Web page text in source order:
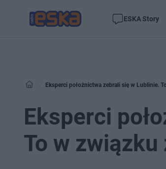
ESKA Story
Eksperci położnictwa zebrali się w Lublinie.
Eksperci
To w